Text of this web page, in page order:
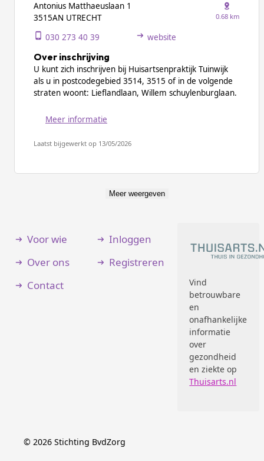
Antonius Matthaeuslaan 1
3515AN UTRECHT
0.68 km
030 273 40 39 website
Over inschrijving
U kunt zich inschrijven bij Huisartsenpraktijk Tuinwijk
als u in postcodegebied 3514, 3515 of in de volgende
straten woont: Lieflandlaan, Willem schuylenburglaan.
Meer informatie
Laatst bijgewerkt op 13/05/2026
Meer weergeven
Voor wie
Over ons
Contact
Inloggen
Registreren
Vind
betrouwbare
en
onafhankelijke
informatie
over
gezondheid
en ziekte op
Thuisarts.nl
© 2026 Stichting BvdZorg